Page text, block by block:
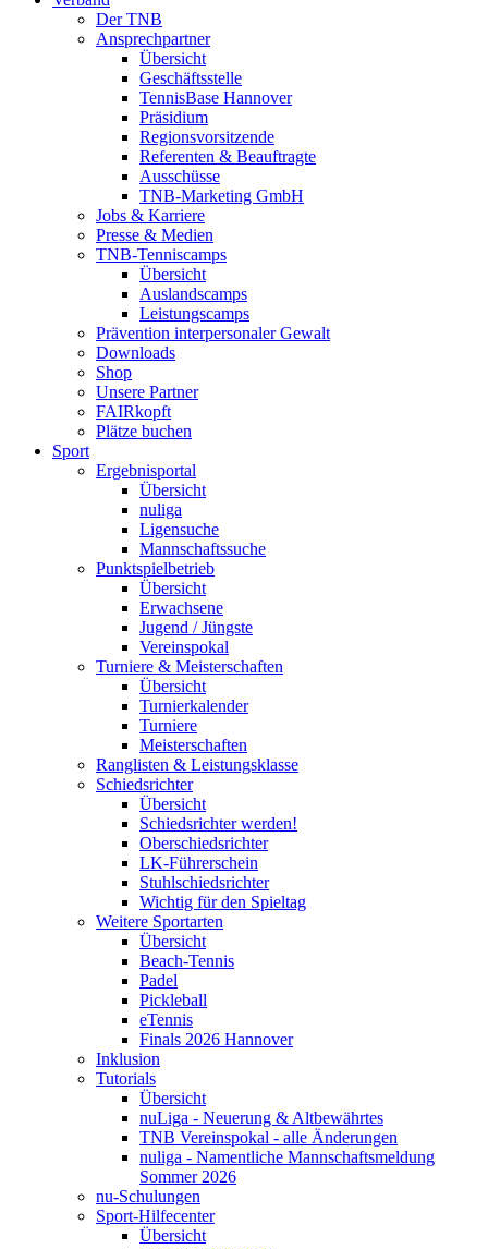
Der TNB
Ansprechpartner
Übersicht
Geschäftsstelle
TennisBase Hannover
Präsidium
Regionsvorsitzende
Referenten & Beauftragte
Ausschüsse
TNB-Marketing GmbH
Jobs & Karriere
Presse & Medien
TNB-Tenniscamps
Übersicht
Auslandscamps
Leistungscamps
Prävention interpersonaler Gewalt
Downloads
Shop
Unsere Partner
FAIRkopft
Plätze buchen
Sport
Ergebnisportal
Übersicht
nuliga
Ligensuche
Mannschaftssuche
Punktspielbetrieb
Übersicht
Erwachsene
Jugend / Jüngste
Vereinspokal
Turniere & Meisterschaften
Übersicht
Turnierkalender
Turniere
Meisterschaften
Ranglisten & Leistungsklasse
Schiedsrichter
Übersicht
Schiedsrichter werden!
Oberschiedsrichter
LK-Führerschein
Stuhlschiedsrichter
Wichtig für den Spieltag
Weitere Sportarten
Übersicht
Beach-Tennis
Padel
Pickleball
eTennis
Finals 2026 Hannover
Inklusion
Tutorials
Übersicht
nuLiga - Neuerung & Altbewährtes
TNB Vereinspokal - alle Änderungen
nuliga - Namentliche Mannschaftsmeldung
Sommer 2026
nu-Schulungen
Sport-Hilfecenter
Übersicht